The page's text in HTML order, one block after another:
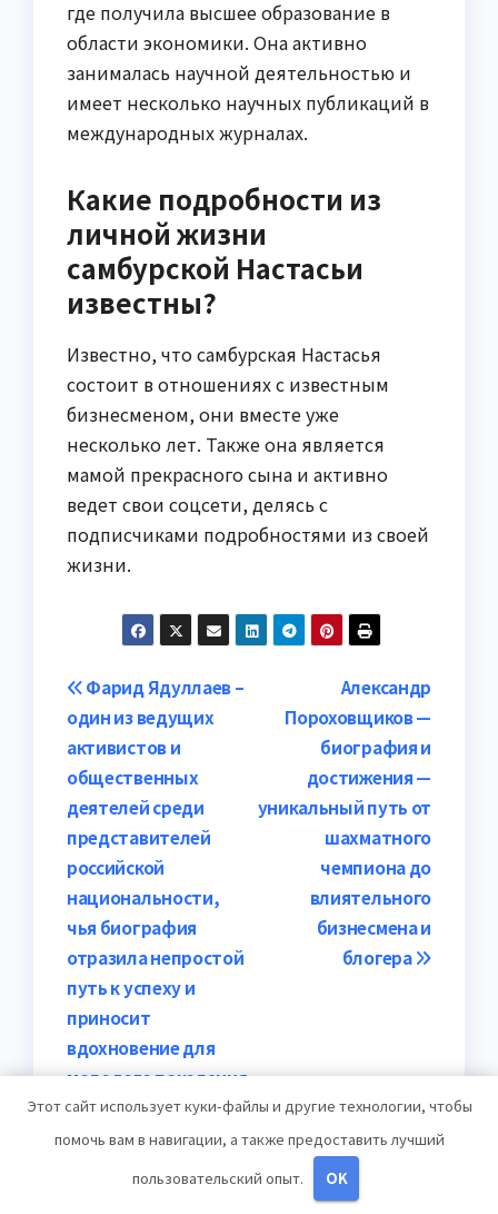
где получила высшее образование в
области экономики. Она активно
занималась научной деятельностью и
имеет несколько научных публикаций в
международных журналах.
Какие подробности из
личной жизни
самбурской Настасьи
известны?
Известно, что самбурская Настасья
состоит в отношениях с известным
бизнесменом, они вместе уже
несколько лет. Также она является
мамой прекрасного сына и активно
ведет свои соцсети, делясь с
подписчиками подробностями из своей
жизни.
Навигация
по
записям
Александр
Пороховщиков —
биография и
достижения —
уникальный путь от
шахматного
чемпиона до
влиятельного
бизнесмена и
блогера
Фарид Ядуллаев –
один из ведущих
активистов и
общественных
деятелей среди
представителей
российской
национальности,
чья биография
отразила непростой
путь к успеху и
приносит
вдохновение для
молодого поколения
Этот сайт использует куки-файлы и другие технологии, чтобы
помочь вам в навигации, а также предоставить лучший
пользовательский опыт.
OK